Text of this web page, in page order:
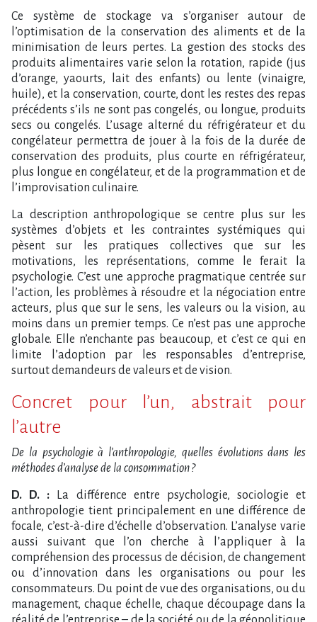
Ce système de stockage va s’organiser autour de
l’optimisation de la conservation des aliments et de la
minimisation de leurs pertes. La gestion des stocks des
produits alimentaires varie selon la rotation, rapide (jus
d’orange, yaourts, lait des enfants) ou lente (vinaigre,
huile), et la conservation, courte, dont les restes des repas
précédents s’ils ne sont pas congelés, ou longue, produits
secs ou congelés. L’usage alterné du réfrigérateur et du
congélateur permettra de jouer à la fois de la durée de
conservation des produits, plus courte en réfrigérateur,
plus longue en congélateur, et de la programmation et de
l’improvisation culinaire.
La description anthropologique se centre plus sur les
systèmes d’objets et les contraintes systémiques qui
pèsent sur les pratiques collectives que sur les
motivations, les représentations, comme le ferait la
psychologie. C’est une approche pragmatique centrée sur
l’action, les problèmes à résoudre et la négociation entre
acteurs, plus que sur le sens, les valeurs ou la vision, au
moins dans un premier temps. Ce n’est pas une approche
globale. Elle n’enchante pas beaucoup, et c’est ce qui en
limite l’adoption par les responsables d’entreprise,
surtout demandeurs de valeurs et de vision.
Concret pour l’un, abstrait pour
l’autre
De la psychologie à l’anthropologie, quelles évolutions dans les
méthodes d’analyse de la consommation ?
D. D. :
La différence entre psychologie, sociologie et
anthropologie tient principalement en une différence de
focale, c’est-à-dire d’échelle d’observation. L’analyse varie
aussi suivant que l’on cherche à l’appliquer à la
compréhension des processus de décision, de changement
ou d’innovation dans les organisations ou pour les
consommateurs. Du point de vue des organisations, ou du
management, chaque échelle, chaque découpage dans la